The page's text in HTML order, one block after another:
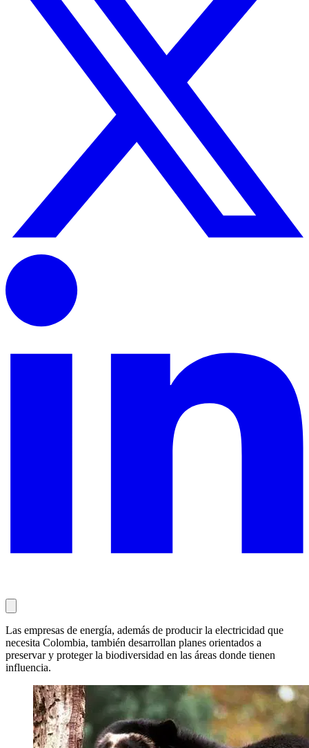
Las empresas de energía, además de producir la electricidad que
necesita Colombia, también desarrollan planes orientados a
preservar y proteger la biodiversidad en las áreas donde tienen
influencia.